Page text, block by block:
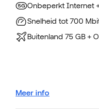
Onbeperkt Internet
Snelheid tot 700
Buitenland 75 GB +
Meer info